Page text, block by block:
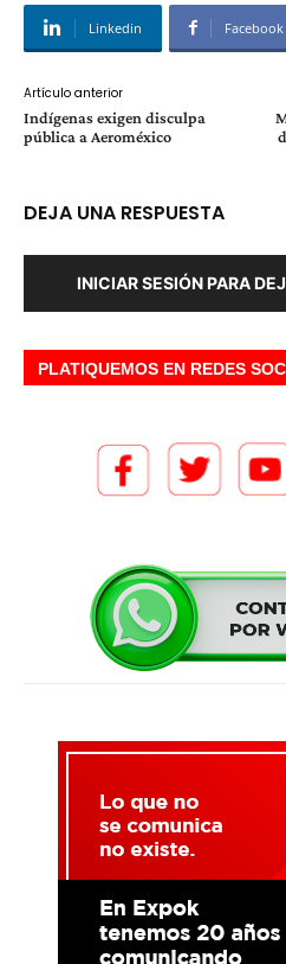
Linkedin Facebook
Artículo anterior
Indígenas exigen disculpa
pública a Aeroméxico
DEJA UNA RESPUESTA
INICIAR SESIÓN PARA
PLATIQUEMOS EN REDES